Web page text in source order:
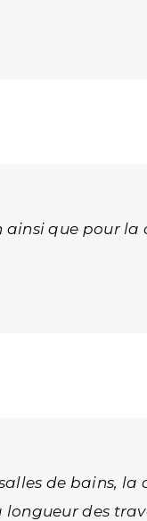
que pour
de bains,
des